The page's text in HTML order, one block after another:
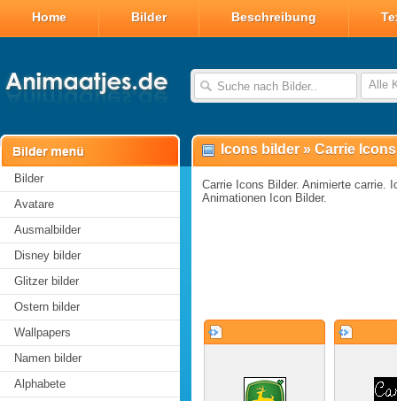
Home Bilder Beschreibung
Alle
Bilder
Avatare
Ausmalbilder
Disney bilder
Glitzer bilder
Ostern bilder
Wallpapers
Namen bilder
Alphabete
Icons bilder » Carrie
Carrie Icons Bilder. Animierte carrie.
Animationen Icon Bilder.